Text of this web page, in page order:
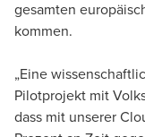
gesamten
kommen.
„Eine
Pilotprojekt mit
dass mit unserer